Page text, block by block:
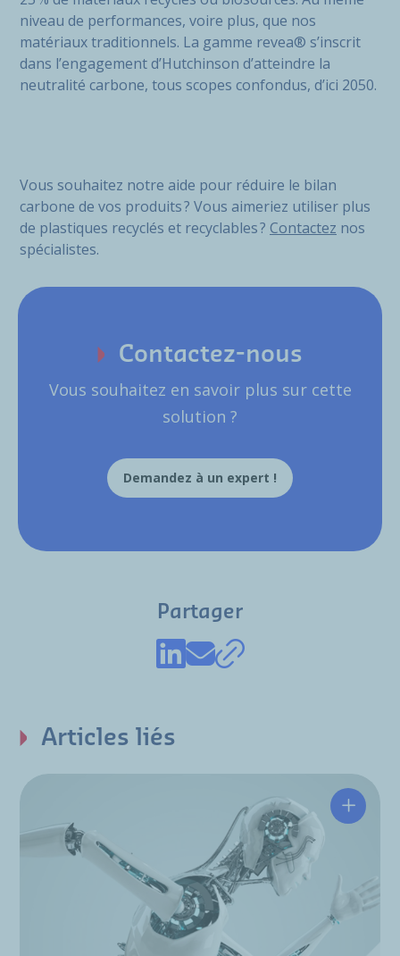
niveau de performances, voire plus, que nos
matériaux traditionnels. La gamme revea® s’inscrit
dans l’engagement d’Hutchinson d’atteindre la
neutralité carbone, tous scopes confondus, d’ici 2050.
Vous souhaitez notre aide pour réduire le bilan
carbone de vos produits ? Vous aimeriez utiliser plus
de plastiques recyclés et recyclables ? Contactez nos
spécialistes.
Contactez-nous
Vous souhaitez en savoir plus sur cette
solution ?
Demandez à un expert !
Partager
Articles liés